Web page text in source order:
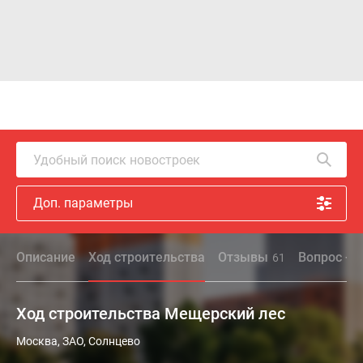
Удобный поиск новостроек
Доп. параметры
Описание Ход строительства Отзывы 61 Вопрос -
Ход строительства Мещерский лес
Москва, ЗАО, Солнцево